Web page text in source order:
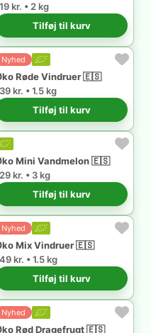
kr. • 2 kg
Tilføj til kurv
Nyhed
Røde Vindruer 🇪🇸
kr. • 1.5 kg
Tilføj til kurv
Mini Vandmelon 🇪🇸
kr. • 3 kg
Tilføj til kurv
Nyhed
Mix Vindruer 🇪🇸
kr. • 1.5 kg
Tilføj til kurv
Nyhed
Rød Dragefrugt 🇪🇸